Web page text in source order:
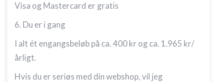
Visa og Mastercard er gratis
6. Du er i gang
I alt ét engangsbeløb på ca. 400 kr og ca. 1.965 kr/
årligt.
Hvis du er seriøs med din webshop, vil jeg